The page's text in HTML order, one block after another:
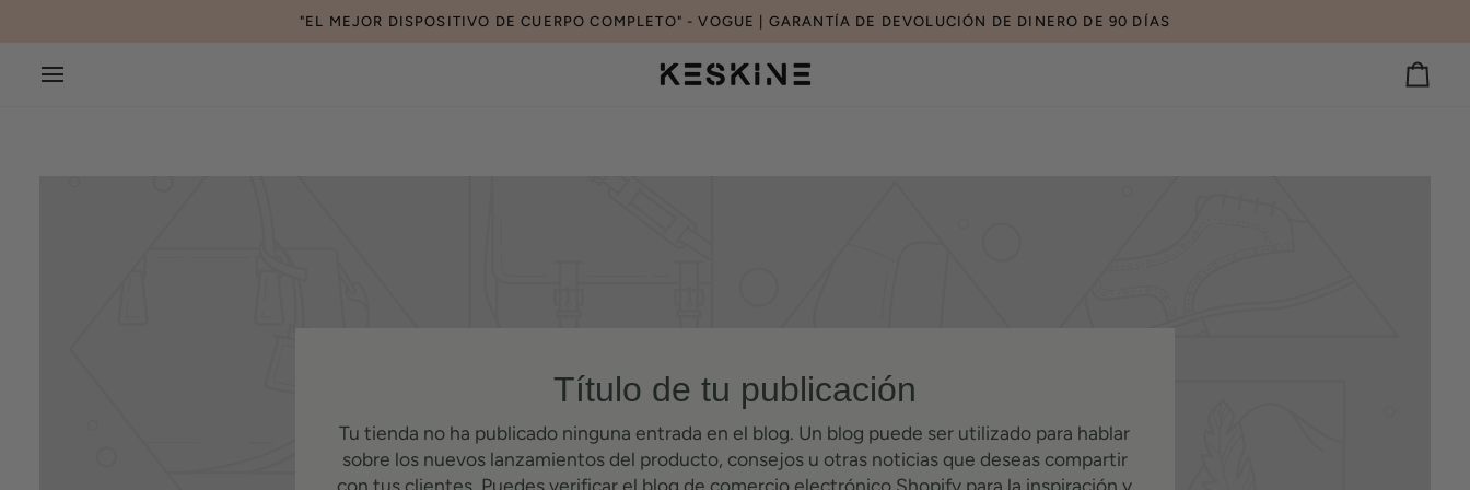
contenido
"EL MEJOR DISPOSITIVO DE CUERPO COMPLETO" - VOGUE | GARANTÍA DE DEVOLUCIÓN DE DINERO DE 90 DÍAS
Título de tu publicación
Tu tienda no ha publicado ninguna entrada en el blog. Un blog puede ser utilizado para hablar
sobre los nuevos lanzamientos del producto, consejos u otras noticias que deseas compartir
con tus clientes. Puedes verificar el blog de comercio electrónico Shopify para la inspiración y